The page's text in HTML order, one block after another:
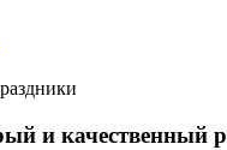
и качественный